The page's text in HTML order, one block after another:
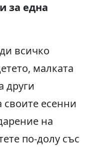
за една
всичко
малката
други
есенни
на
по-долу със